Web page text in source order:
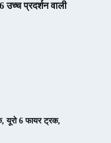
उच्च प्रदर्शन वाली
,यूरो 6 फायर ट्रक,